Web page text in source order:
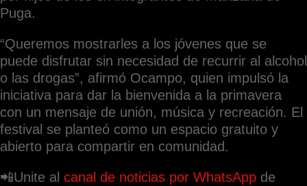
Puga.
“Queremos mostrarles a los jóvenes que se
puede disfrutar sin necesidad de recurrir al alcohol
o las drogas”, afirmó Ocampo, quien impulsó la
iniciativa para dar la bienvenida a la primavera
con un mensaje de unión, música y recreación. El
festival se planteó como un espacio gratuito y
abierto para compartir en comunidad.
📲Unite al canal de noticias por WhatsApp de